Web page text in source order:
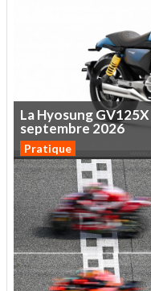
LaHyosungGV125X
septembre 2026
Pratique